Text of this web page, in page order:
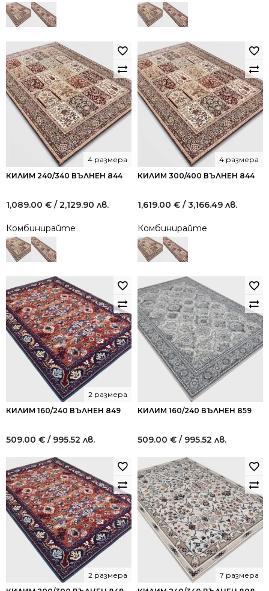
КИЛИМ 240/340 ВЪЛНЕН 844
4 размера
1,089.00 € / 2,129.90 лв.
Комбинирайте
КИЛИМ 300/400 ВЪЛНЕН 844
4 размера
1,619.00 € / 3,166.49 лв.
Комбинирайте
КИЛИМ 160/240 ВЪЛНЕН 849
2 размера
509.00 € / 995.52 лв.
КИЛИМ 160/240 ВЪЛНЕН 859
509.00 € / 995.52 лв.
2 размера 7 размера